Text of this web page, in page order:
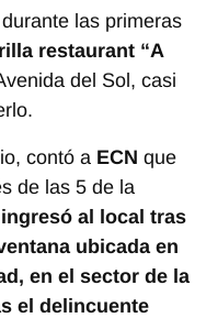
las primeras
restaurant “A
del Sol, casi
contó a ECN que
de las 5 de la
al local tras
ubicada en
en el sector de la
el delincuente